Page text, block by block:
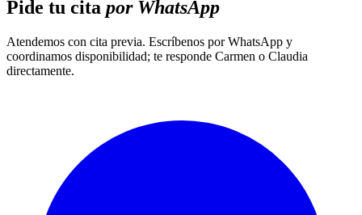
Pide tu cita por WhatsApp
Atendemos con cita previa. Escríbenos por WhatsApp y
coordinamos disponibilidad; te responde Carmen o Claudia
directamente.